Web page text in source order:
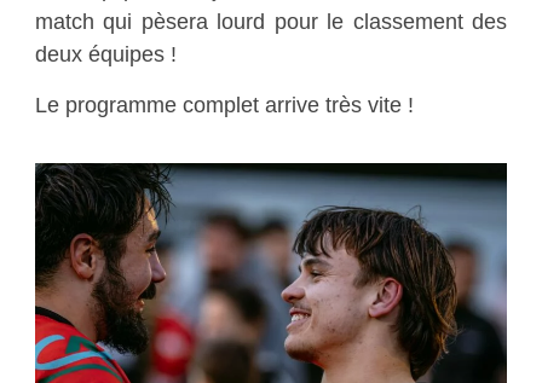
match qui pèsera lourd pour le classement des
deux équipes !
Le programme complet arrive très vite !